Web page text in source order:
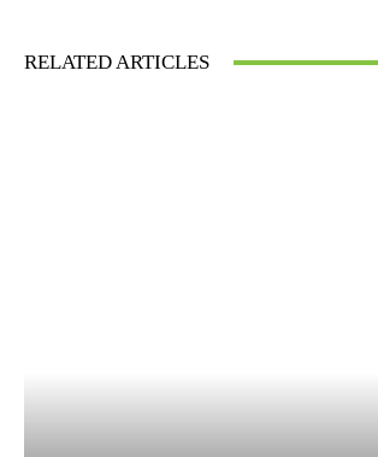
RELATED ARTICLES